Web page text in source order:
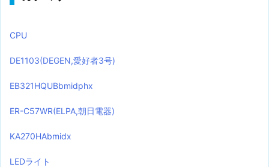
CPU
DE1103(DEGEN,愛好者3号)
EB321HQUBbmidphx
ER-C57WR(ELPA,朝日電器)
KA270HAbmidx
LEDライト